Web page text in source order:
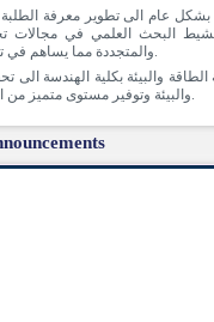
بشكل عام الى تطوير معرفة
البحث العلمي في مجالات
والمتجددة مما يساهم في تحسين قطاع الطاقة في فلسطين وامكانية مواكبة التطور والتقدم عالميا.
والبيئة بكلية الهندسة
والبيئة وتوفير مستوى متميز من التعليم يرقى الى المستوى العالمي وقادر على التفوق والمنافسة والابداع.